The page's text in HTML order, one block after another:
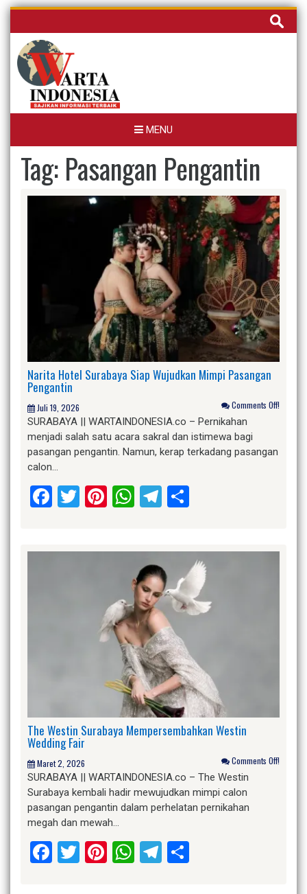
Skip
content
Cari
untuk:
MENU
Tag: Pasangan Pengantin
Narita Hotel Surabaya Siap Wujudkan Mimpi Pasangan
Pengantin
Juli 19, 2026 Comments Off!
SURABAYA || WARTAINDONESIA.co – Pernikahan
menjadi salah satu acara sakral dan istimewa bagi
pasangan pengantin. Namun, kerap terkadang pasangan
calon…
Facebook
Twitter
Pinterest
WhatsApp
Telegram
The Westin Surabaya Mempersembahkan Westin
Wedding Fair
Maret 2, 2026 Comments Off!
SURABAYA || WARTAINDONESIA.co – The Westin
Surabaya kembali hadir mewujudkan mimpi calon
pasangan pengantin dalam perhelatan pernikahan
megah dan mewah…
Facebook
Twitter
Pinterest
WhatsApp
Telegram